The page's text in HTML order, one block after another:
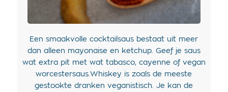
Een smaakvolle cocktailsaus bestaat uit meer
dan alleen mayonaise en ketchup. Geef je saus
wat extra pit met wat tabasco, cayenne of vegan
worcestersaus.Whiskey is zoals de meeste
gestookte dranken veganistisch. Je kan de